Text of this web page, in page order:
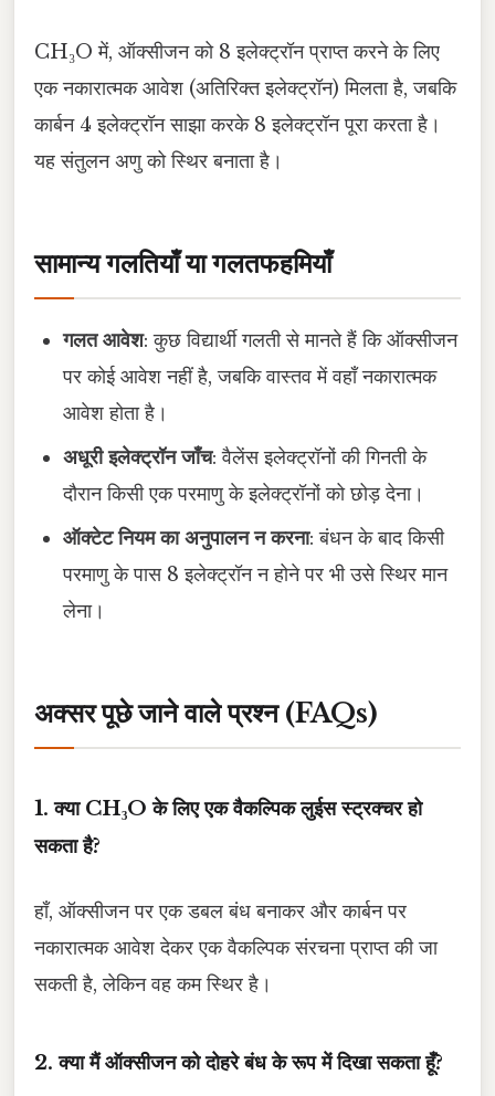
CH₃O में, ऑक्सीजन को 8 इलेक्ट्रॉन प्राप्त करने के लिए
एक नकारात्मक आवेश (अतिरिक्त इलेक्ट्रॉन) मिलता है, जबकि
कार्बन 4 इलेक्ट्रॉन साझा करके 8 इलेक्ट्रॉन पूरा करता है।
यह संतुलन अणु को स्थिर बनाता है।
सामान्य गलतियाँ या गलतफहमियाँ
गलत आवेश: कुछ विद्यार्थी गलती से मानते हैं कि ऑक्सीजन
पर कोई आवेश नहीं है, जबकि वास्तव में वहाँ नकारात्मक
आवेश होता है।
अधूरी इलेक्ट्रॉन जाँच: वैलेंस इलेक्ट्रॉनों की गिनती के
दौरान किसी एक परमाणु के इलेक्ट्रॉनों को छोड़ देना।
ऑक्टेट नियम का अनुपालन न करना: बंधन के बाद किसी
परमाणु के पास 8 इलेक्ट्रॉन न होने पर भी उसे स्थिर मान
लेना।
अक्सर पूछे जाने वाले प्रश्न (FAQs)
1. क्या CH₃O के लिए एक वैकल्पिक लुईस स्ट्रक्चर हो
सकता है?
हाँ, ऑक्सीजन पर एक डबल बंध बनाकर और कार्बन पर
नकारात्मक आवेश देकर एक वैकल्पिक संरचना प्राप्त की जा
सकती है, लेकिन वह कम स्थिर है।
2. क्या मैं ऑक्सीजन को दोहरे बंध के रूप में दिखा सकता हूँ?